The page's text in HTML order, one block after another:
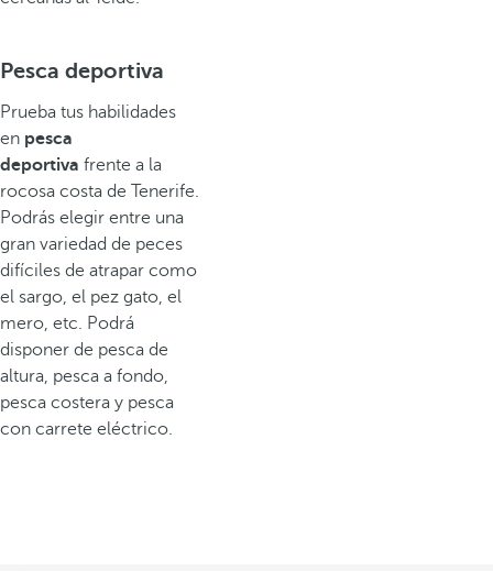
Pesca deportiva
Prueba tus habilidades
en pesca
deportiva frente a la
rocosa costa de Tenerife.
Podrás elegir entre una
gran variedad de peces
difíciles de atrapar como
el sargo, el pez gato, el
mero, etc. Podrá
disponer de pesca de
altura, pesca a fondo,
pesca costera y pesca
con carrete eléctrico.